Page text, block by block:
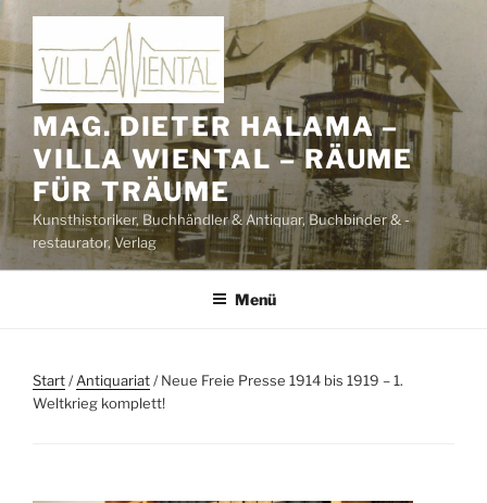
Zum
Inhalt
springen
MAG. DIETER HALAMA –
VILLA WIENTAL – RÄUME
FÜR TRÄUME
Kunsthistoriker, Buchhändler & Antiquar, Buchbinder & -
restaurator, Verlag
Menü
Start/Antiquariat/ Neue Freie Presse 1914 bis 1919 – 1.
Weltkrieg komplett!